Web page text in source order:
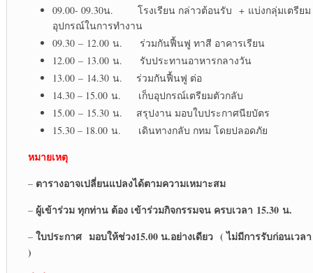
09.00- 09.30น. โรงเรียน กล่าวต้อนรับ + แบ่งกลุ่มเตรียม
อุปกรณ์ในการทำงาน
09.30 – 12.00 น. ร่วมกันฟื้นฟู ทาสี อาคารเรียน
12.00 – 13.00 น. รับประทานอาหารกลางวัน
13.00 – 14.30 น. ร่วมกันฟื้นฟู ต่อ
14.30 – 15.00 น. เก็บอุปกรณ์เตรียมตัวกลับ
15.00 – 15.30 น. สรุปงาน มอบใบประกาศนียบัตร
15.30 – 18.00 น. เดินทางกลับ กทม โดยปลอดภัย
หมายเหตุ
– ตารางอาจเปลี่ยนแปลงได้ตามความเหมาะสม
– ผู้เข้าร่วม ทุกท่าน ต้อง เข้าร่วมกิจกรรมจน ครบเวลา 15.30 น.
– ใบประกาศมอบให้ช่วง15.00 น.อย่างเดียว ( ไม่มีการรับก่อนเวลา
)